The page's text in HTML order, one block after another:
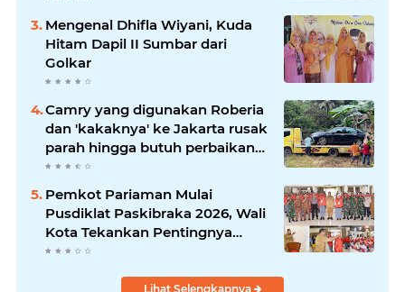
Mengenal Dhifla Wiyani, Kuda
Hitam Dapil II Sumbar dari
Golkar
Camry yang digunakan Roberia
dan 'kakaknya' ke Jakarta rusak
parah hingga butuh perbaikan
200 juta
Pemkot Pariaman Mulai
Pusdiklat Paskibraka 2026, Wali
Kota Tekankan Pentingnya
Disiplin
Lihat Selengkapnya